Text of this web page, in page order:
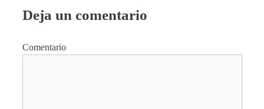
Deja un comentario
Comentario